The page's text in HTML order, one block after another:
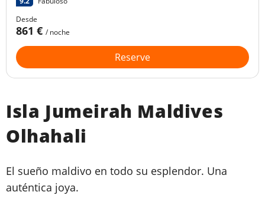
Desde
861 € / noche
Reserve
Isla Jumeirah Maldives
Olhahali
El sueño maldivo en todo su esplendor. Una
auténtica joya.